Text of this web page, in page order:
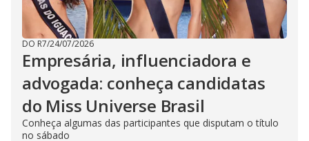
DO R7/24/07/2026
Empresária, influenciadora e
advogada: conheça candidatas
do Miss Universe Brasil
Conheça algumas das participantes que disputam o título
no sábado